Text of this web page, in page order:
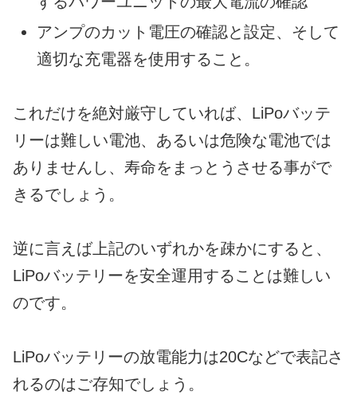
アンプのカット電圧の確認と設定、そして
適切な充電器を使用すること。
これだけを絶対厳守していれば、LiPoバッテ
リーは難しい電池、あるいは危険な電池では
ありませんし、寿命をまっとうさせる事がで
きるでしょう。
逆に言えば上記のいずれかを疎かにすると、
LiPoバッテリーを安全運用することは難しい
のです。
LiPoバッテリーの放電能力は20Cなどで表記さ
れるのはご存知でしょう。